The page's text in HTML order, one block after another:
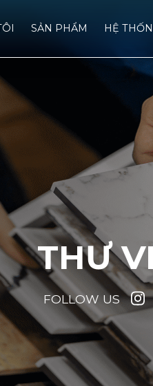
SẢN PHẨM HỆ
THƯ
FOLLOW US